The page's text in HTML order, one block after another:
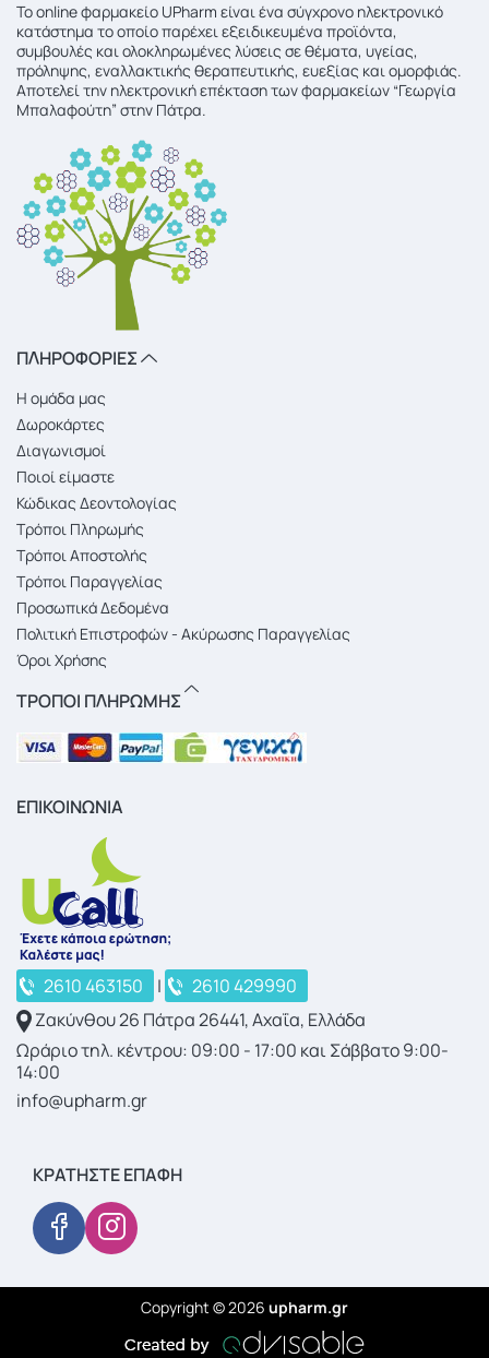
To online φαρμακείο UPharm είναι ένα σύγχρονο ηλεκτρονικό
κατάστημα το οποίο παρέχει εξειδικευμένα προϊόντα,
συμβουλές και ολοκληρωμένες λύσεις σε θέματα, υγείας,
πρόληψης, εναλλακτικής θεραπευτικής, ευεξίας και ομορφιάς.
Αποτελεί την ηλεκτρονική επέκταση των φαρμακείων “Γεωργία
Μπαλαφούτη” στην Πάτρα.
ΠΛΗΡΟΦΟΡΙΕΣ
Η ομάδα μας
Δωροκάρτες
Διαγωνισμοί
Ποιοί είμαστε
Κώδικας Δεοντολογίας
Τρόποι Πληρωμής
Τρόποι Αποστολής
Τρόποι Παραγγελίας
Προσωπικά Δεδομένα
Πολιτική Επιστροφών - Ακύρωσης Παραγγελίας
Όροι Χρήσης
ΤΡΟΠΟΙ ΠΛΗΡΩΜΗΣ
ΕΠΙΚΟΙΝΩΝΙΑ
2610 463150 |
2610 429990
Ζακύνθου 26 Πάτρα 26441, Αχαΐα, Ελλάδα
Ωράριο τηλ. κέντρου: 09:00 - 17:00 και Σάββατο 9:00-
14:00
info@upharm.gr
ΚΡΑΤΉΣΤΕ ΕΠΑΦΉ
Copyright © 2026 upharm.gr